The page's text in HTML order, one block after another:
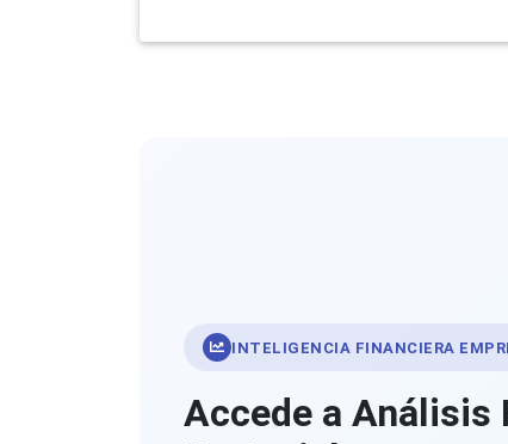
INTELIGENCIA FINANCIERA
Accede a Análisis